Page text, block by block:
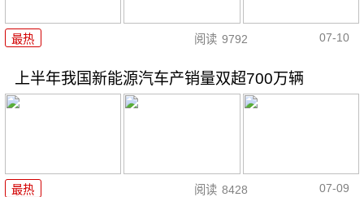
最热 阅读 9792 07-10
上半年我国新能源汽车产销量双超700万辆
最热 阅读 8428 07-09